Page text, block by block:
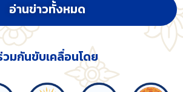
อ่านข่าวทั้งหมด
วมกันขับเคลื่อนโดย